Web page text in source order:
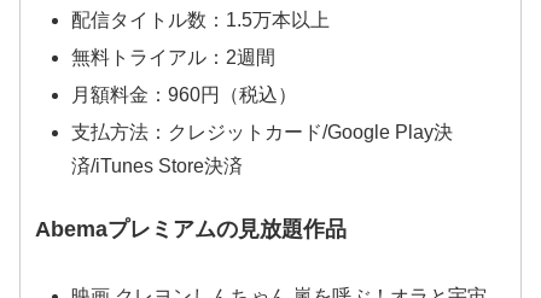
配信タイトル数：1.5万本以上
無料トライアル：2週間
月額料金：960円（税込）
支払方法：クレジットカード/Google Play決
済/iTunes Store決済
Abemaプレミアムの見放題作品